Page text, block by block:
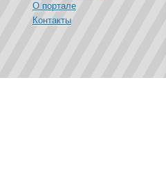
О портале
Контакты